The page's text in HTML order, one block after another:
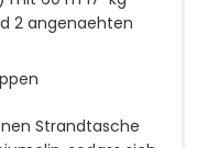
2 angenaehten
Strandtasche